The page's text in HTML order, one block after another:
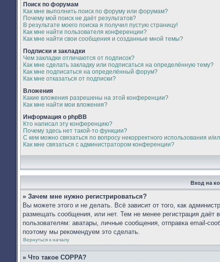
Поиск по форумам
Как мне выполнить поиск по форуму или форумам?
Почему мой поиск не даёт результатов?
В результате моего поиска я получил пустую страницу!
Как мне найти пользователя конференции?
Как мне найти свои сообщения и созданные мной темы?
Подписки и закладки
Чем закладки отличаются от подписок?
Как мне сделать закладку или подписаться на определённую тему?
Как мне подписаться на определённый форум?
Как мне отказаться от подписки?
Вложения
Какие вложения разрешены на этой конференции?
Как мне найти мои вложения?
Информация о phpBB
Кто написал эту конференцию?
Почему здесь нет такой-то функции?
С кем можно связаться по вопросу некорректного использования
Как мне связаться с администратором конференции?
Вход на
» Зачем мне нужно регистрироваться?
Вы можете этого и не делать. Всё зависит от того, как
размещать сообщения, или нет. Тем не менее регистрация
пользователям: аватары, личные сообщения, отправка email-
поэтому мы рекомендуем это сделать.
Вернуться к началу
» Что такое COPPA?